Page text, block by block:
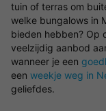
tuin of terras om
welke bungalows in
bieden hebben? Op
veelzijdig aanbod
wanneer je een
een weekje weg in
geliefdes.